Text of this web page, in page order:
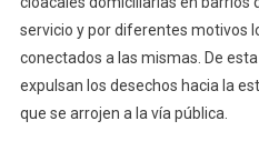
servicio y por diferentes motivos
conectados a las mismas. De
expulsan los desechos hacia la
que se arrojen a la vía pública.